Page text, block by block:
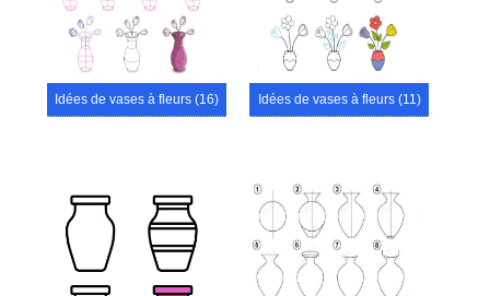
Idées de vases à fleurs (16) Idées de vases à fleurs (11)